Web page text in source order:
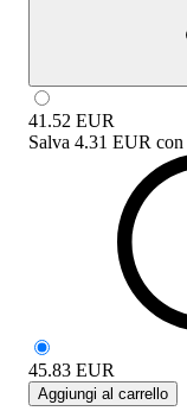
41.52 EUR
Salva 4.31 EUR con
45.83 EUR
Aggiungi al carrello